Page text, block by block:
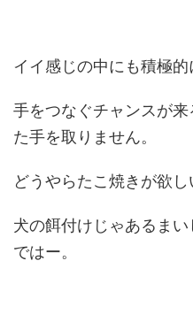
イイ感じの中にも積極的
手をつなぐチャンスが
た手を取りません。
どうやらたこ焼きが欲し
犬の餌付けじゃあるま
ではー。